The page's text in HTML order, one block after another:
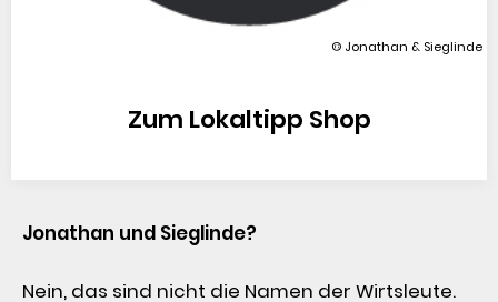
© Jonathan & Sieglinde
Zum Lokaltipp Shop
Jonathan und Sieglinde?
Nein, das sind nicht die Namen der Wirtsleute.